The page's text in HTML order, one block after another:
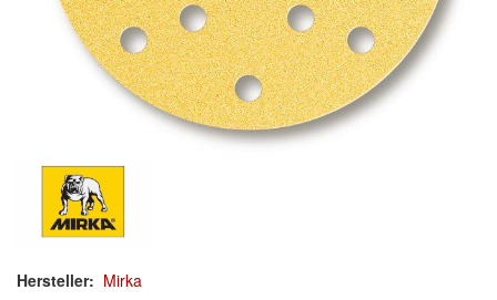
Polieren
Malerbedarf & Zubehör
Werkzeug & Maschinen
Reinigen
Arbeitsschutz
Luftfilter
Hersteller: Mirka